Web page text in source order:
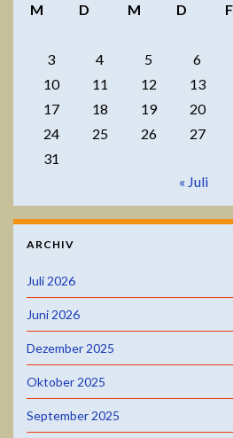
M
D M D F
3
4 5 6
10
11 12 13
17
18 19 20
24
25 26 27
31
« Juli
ARCHIV
Juli 2026
Juni 2026
Dezember 2025
Oktober 2025
September 2025